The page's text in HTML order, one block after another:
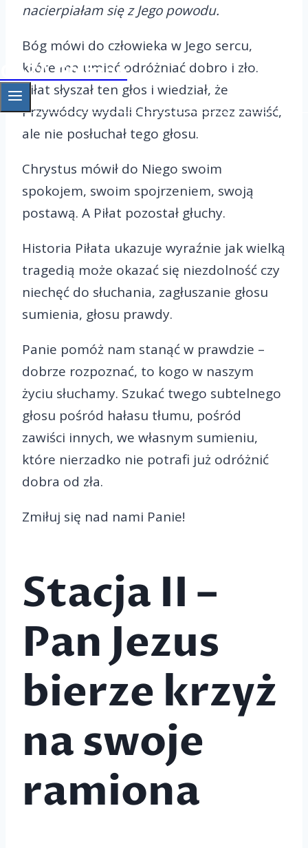
OAZA Gniezno
nacierpiałam się z Jego powodu.
Bóg mówi do człowieka w Jego sercu,
które ma umieć odróżniać dobro i zło.
Piłat słyszał ten głos i wiedział, że
Przywódcy wydali Chrystusa przez zawiść,
ale nie posłuchał tego głosu.
Chrystus mówił do Niego swoim
spokojem, swoim spojrzeniem, swoją
postawą. A Piłat pozostał głuchy.
Historia Piłata ukazuje wyraźnie jak wielką
tragedią może okazać się niezdolność czy
niechęć do słuchania, zagłuszanie głosu
sumienia, głosu prawdy.
Panie pomóż nam stanąć w prawdzie –
dobrze rozpoznać, to kogo w naszym
życiu słuchamy. Szukać twego subtelnego
głosu pośród hałasu tłumu, pośród
zawiści innych, we własnym sumieniu,
które nierzadko nie potrafi już odróżnić
dobra od zła.
Zmiłuj się nad nami Panie!
Stacja II –
Pan Jezus
bierze krzyż
na swoje
ramiona